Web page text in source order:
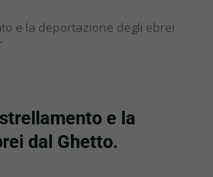
e la deportazione degli ebrei
e la
dal Ghetto.